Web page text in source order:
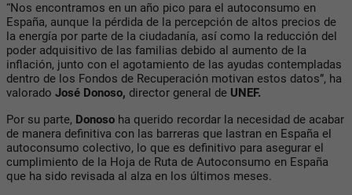
“Nos encontramos en un año pico para el autoconsumo en
España, aunque la pérdida de la percepción de altos precios de
la energía por parte de la ciudadanía, así como la reducción del
poder adquisitivo de las familias debido al aumento de la
inflación, junto con el agotamiento de las ayudas contempladas
dentro de los Fondos de Recuperación motivan estos datos”, ha
valorado José Donoso, director general de UNEF.
Por su parte, Donoso ha querido recordar la necesidad de acabar
de manera definitiva con las barreras que lastran en España el
autoconsumo colectivo, lo que es definitivo para asegurar el
cumplimiento de la Hoja de Ruta de Autoconsumo en España
que ha sido revisada al alza en los últimos meses.